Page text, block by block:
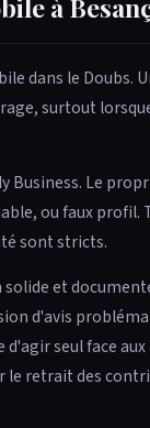
dans le Doubs.
surtout
Business. Le
ou faux profil.
sont stricts.
et
d'avis
seul face
le retrait des